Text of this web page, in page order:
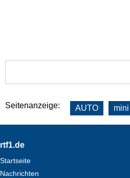
Seitenanzeige: AUTO mini
Footer
rtf1.de
Startseite
Nachrichten